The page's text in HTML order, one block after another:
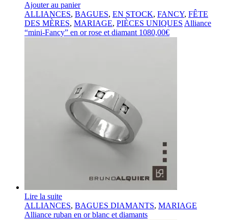
Ajouter au panier
ALLIANCES, BAGUES, EN STOCK, FANCY, FÊTE
DES MÈRES, MARIAGE, PIÈCES UNIQUES Alliance
“mini-Fancy” en or rose et diamant 1080,00€
Lire la suite
ALLIANCES, BAGUES DIAMANTS, MARIAGE
Alliance ruban en or blanc et diamants